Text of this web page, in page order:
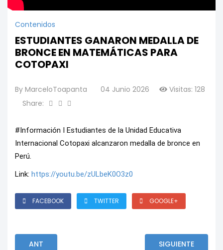
Contenidos
ESTUDIANTES GANARON MEDALLA DE
BRONCE EN MATEMÁTICAS PARA
COTOPAXI
By MarceloToapanta 04 Junio 2026
Visitas: 128
Share:
#Información I Estudiantes de la Unidad Educativa
Internacional Cotopaxi alcanzaron medalla de bronce en
Perú.
Link: https://youtu.be/zULbeK0O3z0
FACEBOOK TWITTER GOOGLE+
ANT SIGUIENTE